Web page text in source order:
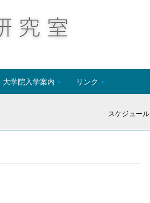
大学院入学案内 リンク
スケジュール